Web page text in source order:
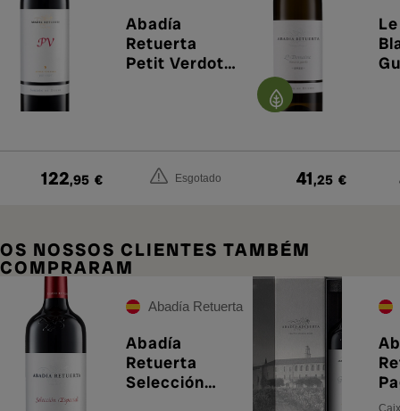
Abadía
Retuerta
Petit Verdot
122,95 € Esgotado 41,25 €
OS NOSSOS CLIENTES TAMBÉM
COMPRARAM
Abadía Retuerta
Abadía
Retuerta
Selección